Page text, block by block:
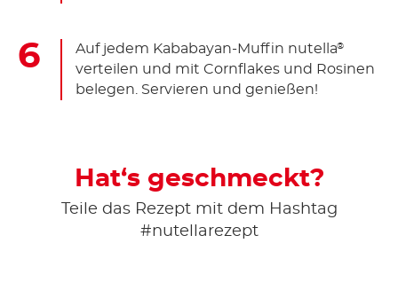
Auf jedem Kababayan-Muffin nutella®
verteilen und mit Cornflakes und Rosinen
belegen. Servieren und genießen!
Hat‘s geschmeckt?
Teile das Rezept mit dem Hashtag
#nutellarezept